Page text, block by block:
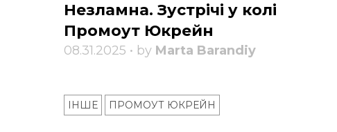
Незламна. Зустрічі у колі
Промоут Юкрейн
08.31.2025 • by Marta Barandiy
ІНШЕ ПРОМОУТ ЮКРЕЙН